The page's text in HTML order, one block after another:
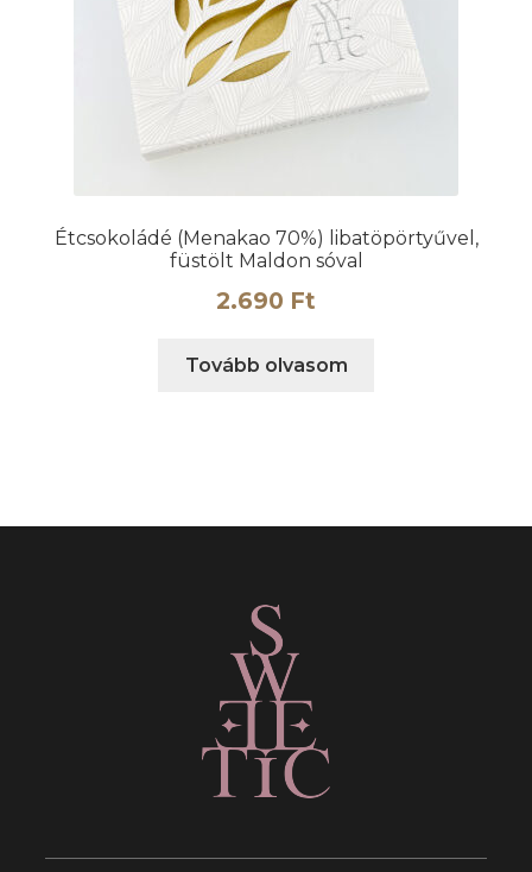
Étcsokoládé (Menakao 70%) libatöpörtyűvel,
füstölt Maldon sóval
2.690 Ft
Tovább olvasom